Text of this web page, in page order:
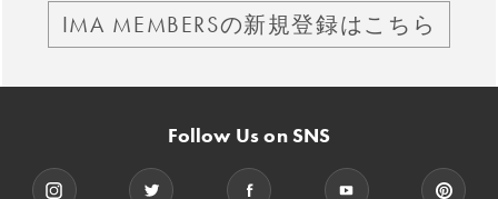
IMA MEMBERSの新規登録はこちら
Follow Us on SNS